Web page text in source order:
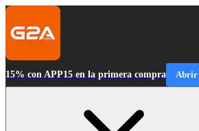
15% con APP15 en la primera compra Abrir